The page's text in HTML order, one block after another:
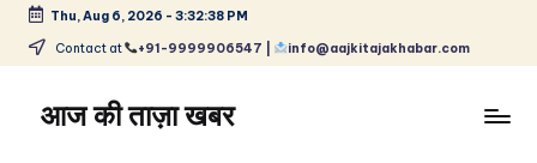
Skip
content
Thu, Aug 6, 2026 - 3:32:39 PM
Contact at +91-9999906547 | info@aajkitajakhabar.com
आज की ताज़ा खबर